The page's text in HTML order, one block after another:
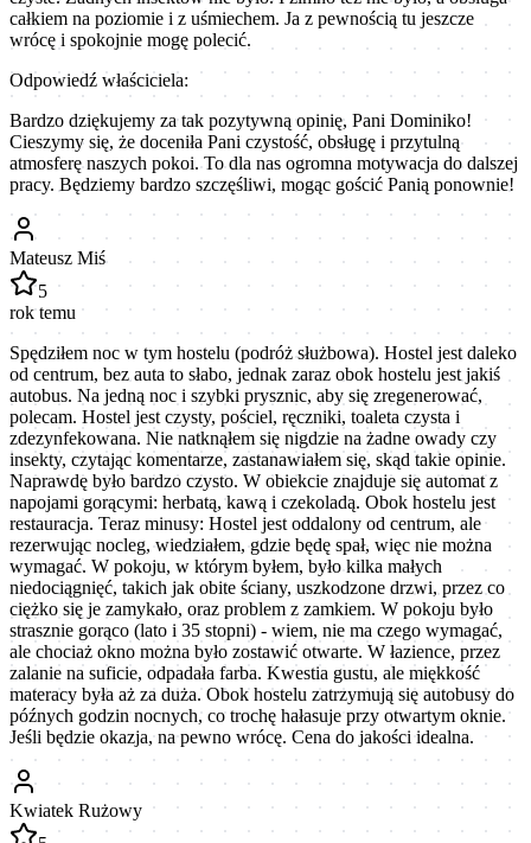
całkiem na poziomie i z uśmiechem. Ja z pewnością tu jeszcze
wrócę i spokojnie mogę polecić.
Odpowiedź właściciela:
Bardzo dziękujemy za tak pozytywną opinię, Pani Dominiko!
Cieszymy się, że doceniła Pani czystość, obsługę i przytulną
atmosferę naszych pokoi. To dla nas ogromna motywacja do dalszej
pracy. Będziemy bardzo szczęśliwi, mogąc gościć Panią ponownie!
Mateusz Miś
5
rok temu
Spędziłem noc w tym hostelu (podróż służbowa). Hostel jest daleko
od centrum, bez auta to słabo, jednak zaraz obok hostelu jest jakiś
autobus. Na jedną noc i szybki prysznic, aby się zregenerować,
polecam. Hostel jest czysty, pościel, ręczniki, toaleta czysta i
zdezynfekowana. Nie natknąłem się nigdzie na żadne owady czy
insekty, czytając komentarze, zastanawiałem się, skąd takie opinie.
Naprawdę było bardzo czysto. W obiekcie znajduje się automat z
napojami gorącymi: herbatą, kawą i czekoladą. Obok hostelu jest
restauracja. Teraz minusy: Hostel jest oddalony od centrum, ale
rezerwując nocleg, wiedziałem, gdzie będę spał, więc nie można
wymagać. W pokoju, w którym byłem, było kilka małych
niedociągnięć, takich jak obite ściany, uszkodzone drzwi, przez co
ciężko się je zamykało, oraz problem z zamkiem. W pokoju było
strasznie gorąco (lato i 35 stopni) - wiem, nie ma czego wymagać,
ale chociaż okno można było zostawić otwarte. W łazience, przez
zalanie na suficie, odpadała farba. Kwestia gustu, ale miękkość
materacy była aż za duża. Obok hostelu zatrzymują się autobusy do
późnych godzin nocnych, co trochę hałasuje przy otwartym oknie.
Jeśli będzie okazja, na pewno wrócę. Cena do jakości idealna.
Kwiatek Rużowy